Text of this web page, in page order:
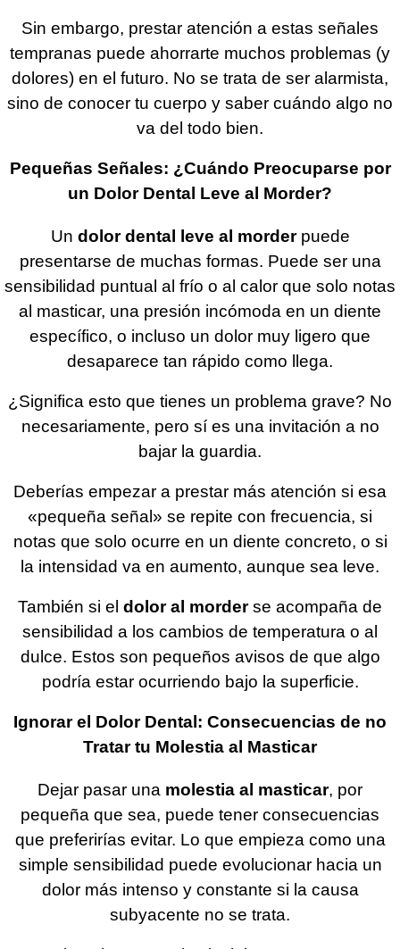
Sin embargo, prestar atención a estas señales
tempranas puede ahorrarte muchos problemas (y
dolores) en el futuro. No se trata de ser alarmista,
sino de conocer tu cuerpo y saber cuándo algo no
va del todo bien.
Pequeñas Señales: ¿Cuándo Preocuparse por
un Dolor Dental Leve al Morder?
Un dolor dental leve al morderpuede
presentarse de muchas formas. Puede ser una
sensibilidad puntual al frío o al calor que solo notas
al masticar, una presión incómoda en un diente
específico, o incluso un dolor muy ligero que
desaparece tan rápido como llega.
¿Significa esto que tienes un problema grave? No
necesariamente, pero sí es una invitación a no
bajar la guardia.
Deberías empezar a prestar más atención si esa
«pequeña señal» se repite con frecuencia, si
notas que solo ocurre en un diente concreto, o si
la intensidad va en aumento, aunque sea leve.
También si el dolor al morderse acompaña de
sensibilidad a los cambios de temperatura o al
dulce. Estos son pequeños avisos de que algo
podría estar ocurriendo bajo la superficie.
Ignorar el Dolor Dental: Consecuencias de no
Tratar tu Molestia al Masticar
Dejar pasar una molestia al masticar, por
pequeña que sea, puede tener consecuencias
que preferirías evitar. Lo que empieza como una
simple sensibilidad puede evolucionar hacia un
dolor más intenso y constante si la causa
subyacente no se trata.